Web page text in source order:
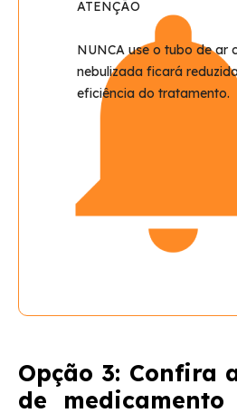
produz pouca névoa ou
Nebulizador NEBMESH2
durante o
Nebulizador NEBCOMDC3
não produz
ATENÇÃO
NUNCA use o tubo de ar
nebulizada ficará
eficiência do tratamento.
Opção 3: Confira
de